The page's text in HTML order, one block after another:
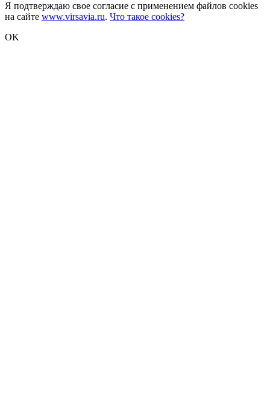
Я подтверждаю свое согласие с применением файлов cookies
на сайте www.virsavia.ru. Что такое cookies?
OK